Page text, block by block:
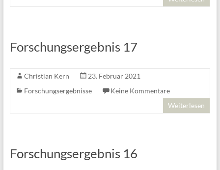
Forschungsergebnis 17
Christian Kern
23. Februar 2021
Forschungsergebnisse
Keine Kommentare
Weiterlesen
Forschungsergebnis 16